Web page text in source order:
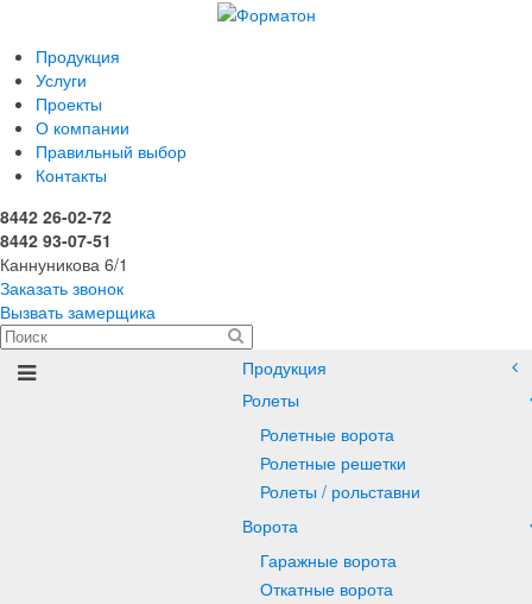
Продукция
Услуги
Проекты
О компании
Правильный выбор
Контакты
8442 26-02-72
8442 93-07-51
Каннуникова 6/1
Заказать звонок
Вызвать замерщика
Продукция
Ролеты
Ролетные ворота
Ролетные решетки
Ролеты / рольставни
Ворота
Гаражные ворота
Откатные ворота